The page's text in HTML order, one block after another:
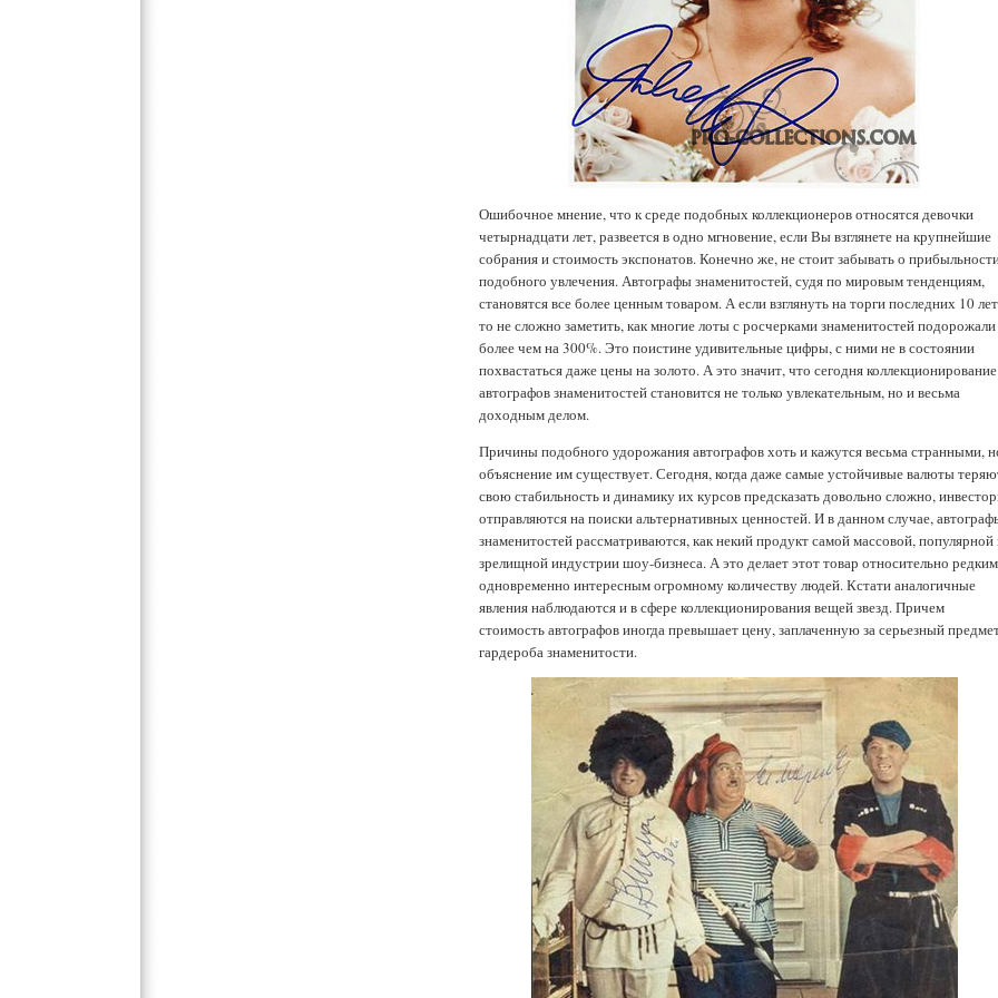
Ошибочное мнение, что к среде подобных коллекционеров относятся девочки
четырнадцати лет, развеется в одно мгновение, если Вы взглянете на крупнейшие
собрания и стоимость экспонатов. Конечно же, не стоит забывать о
подобного увлечения. Автографы знаменитостей, судя по мировым тенденциям,
становятся все более ценным товаром. А если взглянуть на торги последних 10
то не сложно заметить, как многие лоты с росчерками знаменитостей подорожали
более чем на 300%. Это поистине удивительные цифры, с ними не в состоянии
похвастаться даже цены на золото. А это значит, что сегодня коллекционирование
автографов знаменитостей становится не только увлекательным, но и весьма
доходным делом.
Причины подобного удорожания автографов хоть и кажутся весьма странными,
объяснение им существует. Сегодня, когда даже самые устойчивые валюты
свою стабильность и динамику их курсов предсказать довольно сложно,
отправляются на поиски альтернативных ценностей. И в данном случае,
знаменитостей рассматриваются, как некий продукт самой массовой, популярной
зрелищной индустрии шоу-бизнеса. А это делает этот товар относительно
одновременно интересным огромному количеству людей. Кстати аналогичные
явления наблюдаются и в сфере коллекционирования вещей звезд. Причем
стоимость автографов иногда превышает цену, заплаченную за серьезный
гардероба знаменитости.